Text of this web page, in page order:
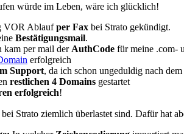
würde im Leben, wäre ich glücklich!
VOR Ablaufper Fax bei Strato gekündigt.
Bestätigungsmail.
kam per mail der AuthCode für meine .com-
erfolgreich
Support, da ich schon ungeduldig nach
restlichen 4 Domains gestartet
erfolgreich!
Strato ziemlich überlastet sind. Dafür hat